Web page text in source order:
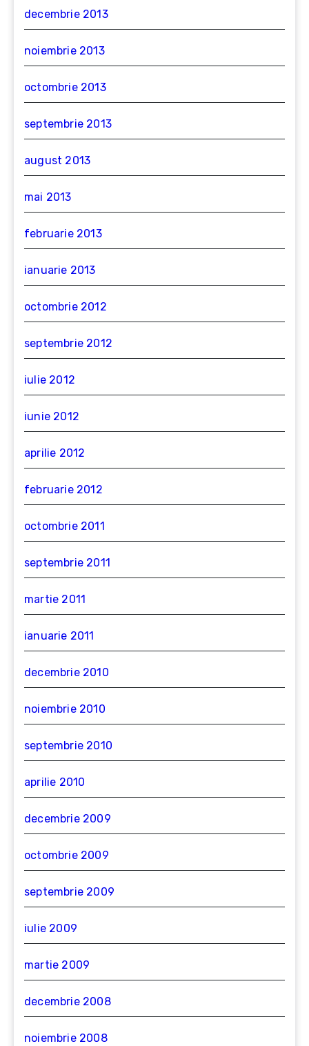
decembrie 2013
noiembrie 2013
octombrie 2013
septembrie 2013
august 2013
mai 2013
februarie 2013
ianuarie 2013
octombrie 2012
septembrie 2012
iulie 2012
iunie 2012
aprilie 2012
februarie 2012
octombrie 2011
septembrie 2011
martie 2011
ianuarie 2011
decembrie 2010
noiembrie 2010
septembrie 2010
aprilie 2010
decembrie 2009
octombrie 2009
septembrie 2009
iulie 2009
martie 2009
decembrie 2008
noiembrie 2008